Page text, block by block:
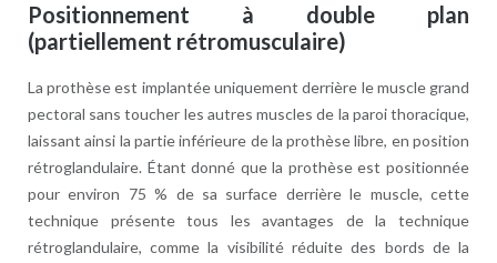
Positionnement à double plan
(partiellement rétromusculaire)
La prothèse est implantée uniquement derrière le muscle grand
pectoral sans toucher les autres muscles de la paroi thoracique,
laissant ainsi la partie inférieure de la prothèse libre, en position
rétroglandulaire. Étant donné que la prothèse est positionnée
pour environ 75 % de sa surface derrière le muscle, cette
technique présente tous les avantages de la technique
rétroglandulaire, comme la visibilité réduite des bords de la